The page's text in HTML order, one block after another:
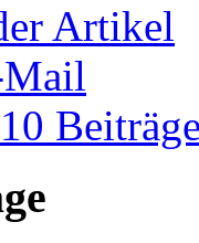
Artikel